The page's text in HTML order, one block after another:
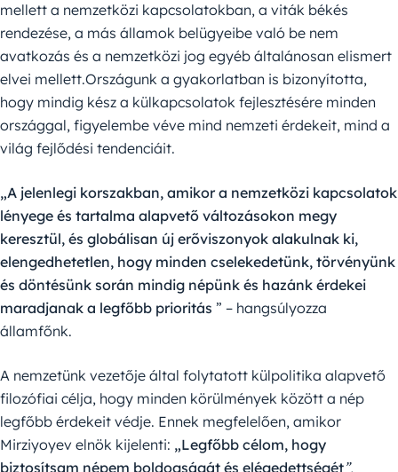
mellett a nemzetközi kapcsolatokban, a viták békés
rendezése, a más államok belügyeibe való be nem
avatkozás és a nemzetközi jog egyéb általánosan elismert
elvei mellett.Országunk a gyakorlatban is bizonyította,
hogy mindig kész a külkapcsolatok fejlesztésére minden
országgal, figyelembe véve mind nemzeti érdekeit, mind a
világ fejlődési tendenciáit.
„A jelenlegi korszakban, amikor a nemzetközi kapcsolatok
lényege és tartalma alapvető változásokon megy
keresztül, és globálisan új erőviszonyok alakulnak ki,
elengedhetetlen, hogy minden cselekedetünk, törvényünk
és döntésünk során mindig népünk és hazánk érdekei
maradjanak a legfőbb prioritás ” – hangsúlyozza
államfőnk.
A nemzetünk vezetője által folytatott külpolitika alapvető
filozófiai célja, hogy minden körülmények között a nép
legfőbb érdekeit védje. Ennek megfelelően, amikor
Mirziyoyev elnök kijelenti: „Legfőbb célom, hogy
biztosítsam népem boldogságát és elégedettségét”,